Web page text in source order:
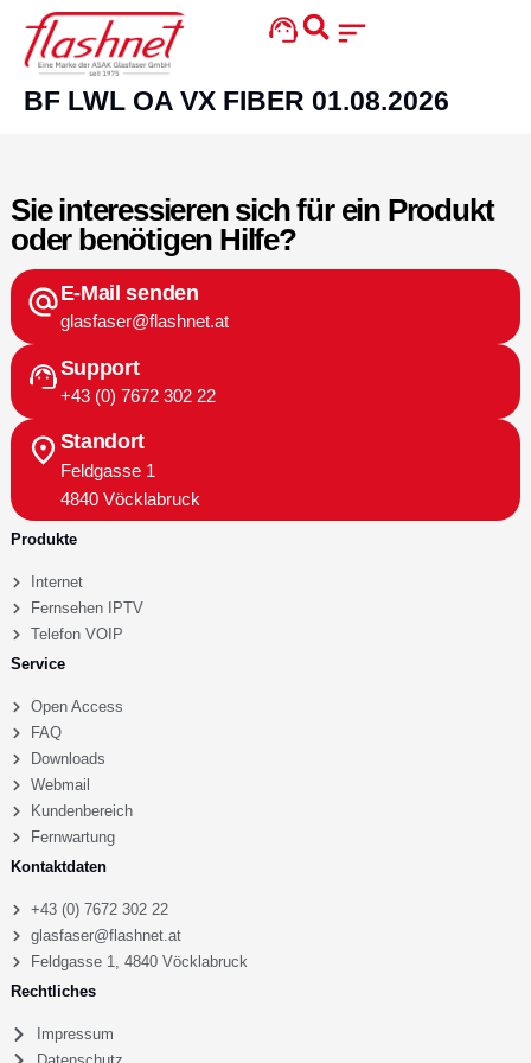
BF LWL OA VX FIBER 01.08.2026
Sie interessieren sich für ein Produkt
oder benötigen Hilfe?
E-Mail senden
glasfaser@flashnet.at
Support
+43 (0) 7672 302 22
Standort
Feldgasse 1
4840 Vöcklabruck
Produkte
Internet
Fernsehen IPTV
Telefon VOIP
Service
Open Access
FAQ
Downloads
Webmail
Kundenbereich
Fernwartung
Kontaktdaten
+43 (0) 7672 302 22
glasfaser@flashnet.at
Feldgasse 1, 4840 Vöcklabruck
Rechtliches
Impressum